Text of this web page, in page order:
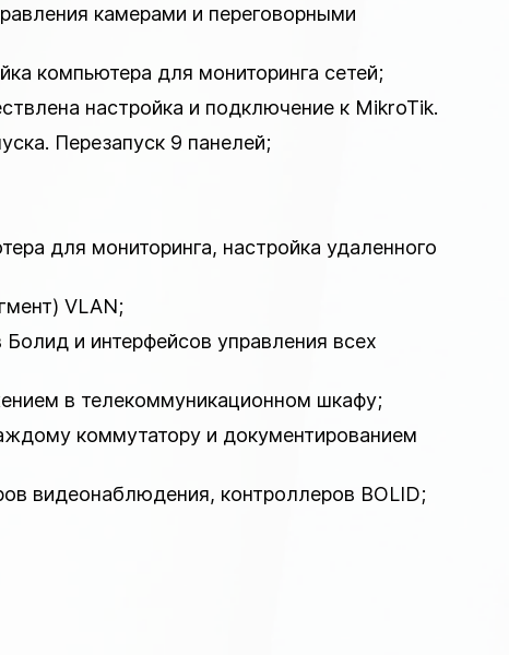
камерами и переговорными
компьютера для мониторинга сетей;
настройка и подключение к MikroTik.
Перезапуск 9 панелей;
для мониторинга, настройка удаленного
VLAN;
и интерфейсов управления всех
в телекоммуникационном шкафу;
коммутатору и документированием
видеонаблюдения, контроллеров BOLID;